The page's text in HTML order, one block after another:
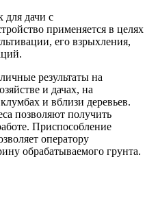
дачи с
применяется в целях
его взрыхления,
результаты на
и дачах, на
и вблизи деревьев.
позволяют получить
Приспособление
оператору
обрабатываемого грунта.